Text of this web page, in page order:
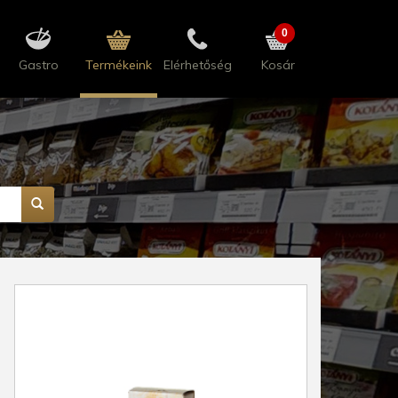
Gastro Termékeink Elérhetőség Kosár
0